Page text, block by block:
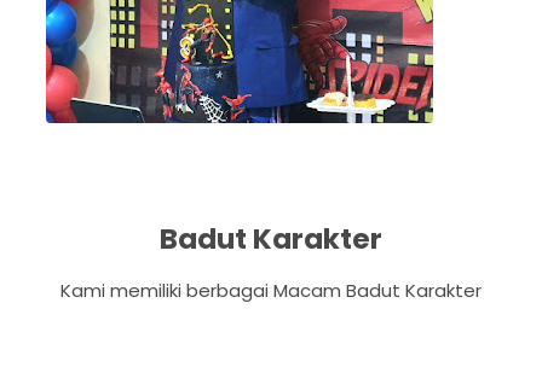
Badut Karakter
Kami memiliki berbagai Macam Badut Karakter